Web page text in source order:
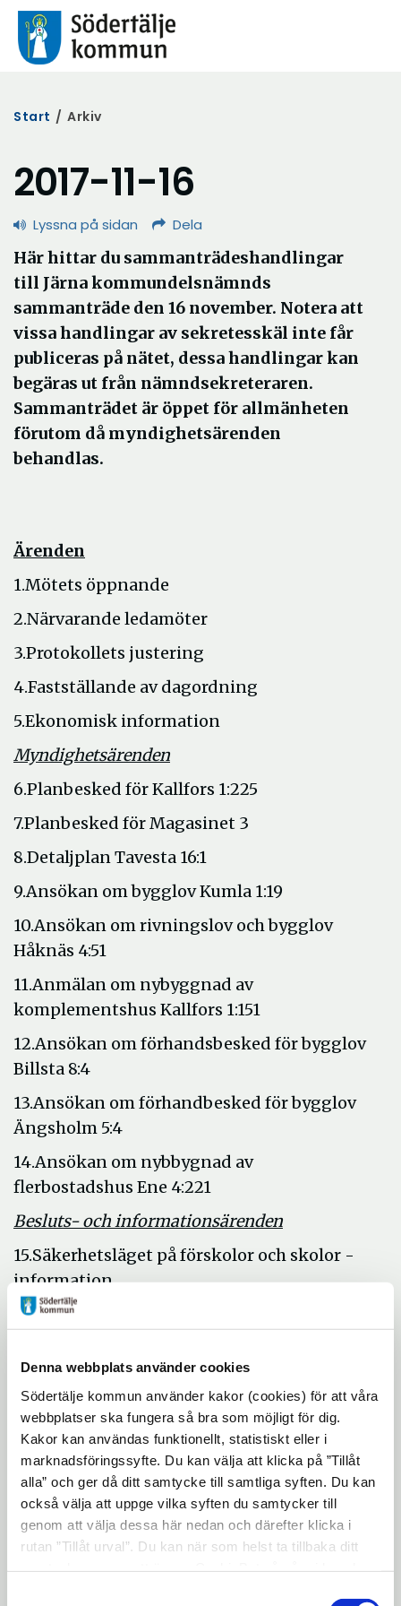
Denna webbplats använder cookies
Södertälje kommun använder kakor (cookies) för att våra
webbplatser ska fungera så bra som möjligt för dig.
Kakor kan användas funktionellt, statistiskt eller i
marknadsföringssyfte. Du kan välja att klicka på ”Tillåt
alla” och ger då ditt samtycke till samtliga syften. Du kan
också välja att uppge vilka syften du samtycker till
genom att välja dessa här nedan och därefter klicka i
rutan ”Tillåt urval”. Du kan när som helst ta tillbaka ditt
Start / Arkiv
2017-11-16
Lyssna på sidan Dela
Här hittar du sammanträdeshandlingar
till Järna kommundelsnämnds
sammanträde den 16 november. Notera att
vissa handlingar av sekretesskäl inte får
publiceras på nätet, dessa handlingar kan
begäras ut från nämndsekreteraren.
Sammanträdet är öppet för allmänheten
förutom då myndighetsärenden
behandlas.
Ärenden
1.Mötets öppnande
2.Närvarande ledamöter
3.Protokollets justering
4.Fastställande av dagordning
5.Ekonomisk information
Myndighetsärenden
6.Planbesked för Kallfors 1:225
7.Planbesked för Magasinet 3
8.Detaljplan Tavesta 16:1
9.Ansökan om bygglov Kumla 1:19
10.Ansökan om rivningslov och bygglov
Håknäs 4:51
11.Anmälan om nybyggnad av
komplementshus Kallfors 1:151
12.Ansökan om förhandsbesked för bygglov
Billsta 8:4
13.Ansökan om förhandbesked för bygglov
Ängsholm 5:4
14.Ansökan om nybbygnad av
flerbostadshus Ene 4:221
Besluts- och informationsärenden
15.Säkerhetsläget på förskolor och skolor -
information
16.Lokalförsörjningsbehov skola förskola
17.Genomförande av hastighetsplan i Järna
18.Plan för systematiskt kvalitetsarbete UK
19.Handlingsplan för bredbandsstrategi
20.Mer idrott i skolan för goda reslutat på
flera plan - motion från KD
21.Ny delegationsordning för